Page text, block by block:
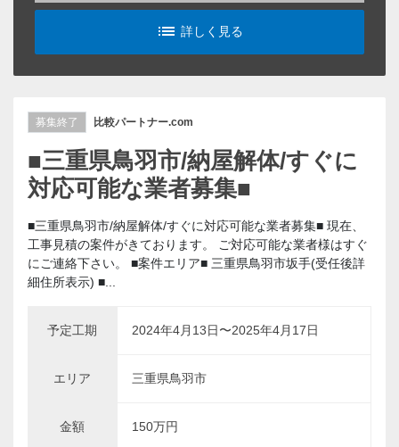
list_alt
詳しく見る
募集終了 比較パートナー.com
■三重県鳥羽市/納屋解体/すぐに
対応可能な業者募集■
■三重県鳥羽市/納屋解体/すぐに対応可能な業者募集■ 現在、
工事見積の案件がきております。 ご対応可能な業者様はすぐ
にご連絡下さい。 ■案件エリア■ 三重県鳥羽市坂手(受任後詳
細住所表示) ■...
予定工期 2024年4月13日〜2025年4月17日
エリア 三重県鳥羽市
金額 150万円